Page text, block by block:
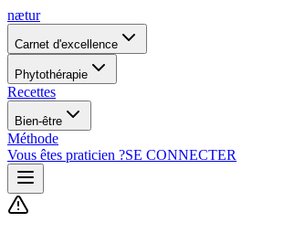
nætur
Carnet d'excellence
Phytothérapie
Recettes
Bien-être
Méthode
Vous êtes praticien ?SE CONNECTER